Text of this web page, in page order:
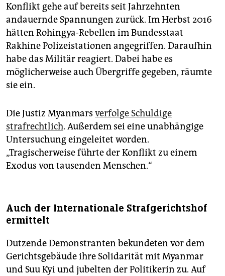
Konflikt gehe auf bereits seit Jahrzehnten
andauernde Spannungen zurück. Im Herbst 2016
hätten Rohingya-Rebellen im Bundesstaat
Rakhine Polizeistationen angegriffen. Daraufhin
habe das Militär reagiert. Dabei habe es
möglicherweise auch Übergriffe gegeben, räumte
sie ein.
Die Justiz Myanmars verfolge Schuldige
strafrechtlich. Außerdem sei eine unabhängige
Untersuchung eingeleitet worden.
„Tragischerweise führte der Konflikt zu einem
Exodus von tausenden Menschen.“
Auch der Internationale Strafgerichtshof
ermittelt
Dutzende Demonstranten bekundeten vor dem
Gerichtsgebäude ihre Solidarität mit Myanmar
und Suu Kyi und jubelten der Politikerin zu. Auf